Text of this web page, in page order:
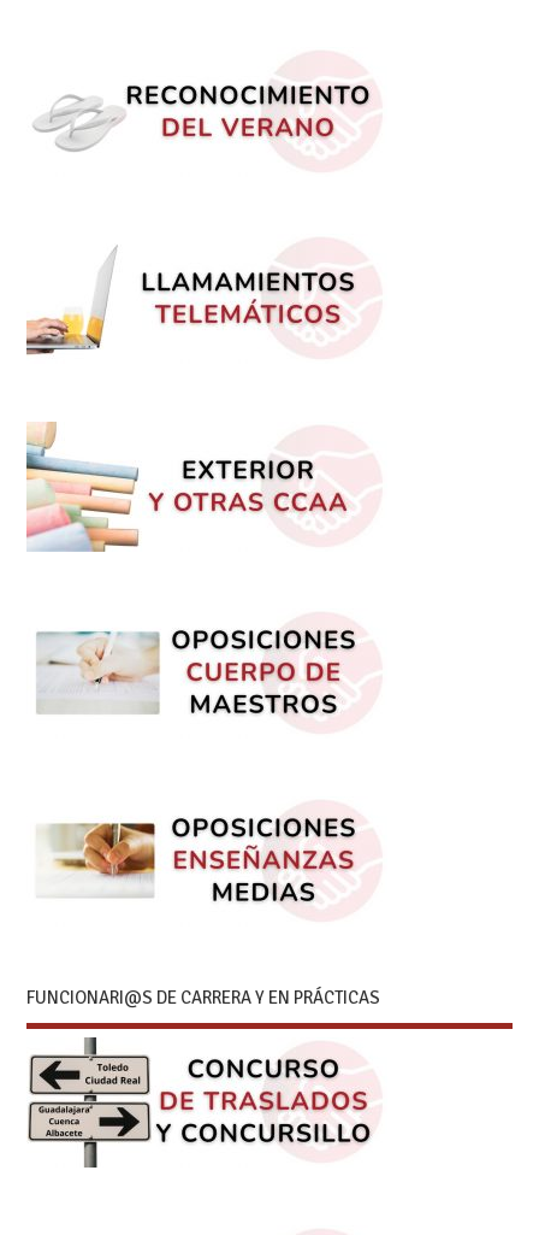
FUNCIONARI@S DE CARRERA Y EN PRÁCTICAS